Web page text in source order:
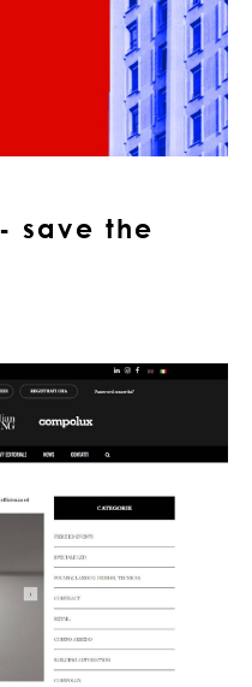
save the